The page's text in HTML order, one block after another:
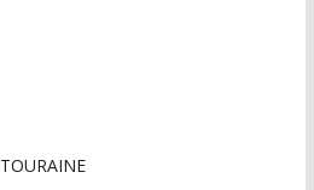
TOURAINE